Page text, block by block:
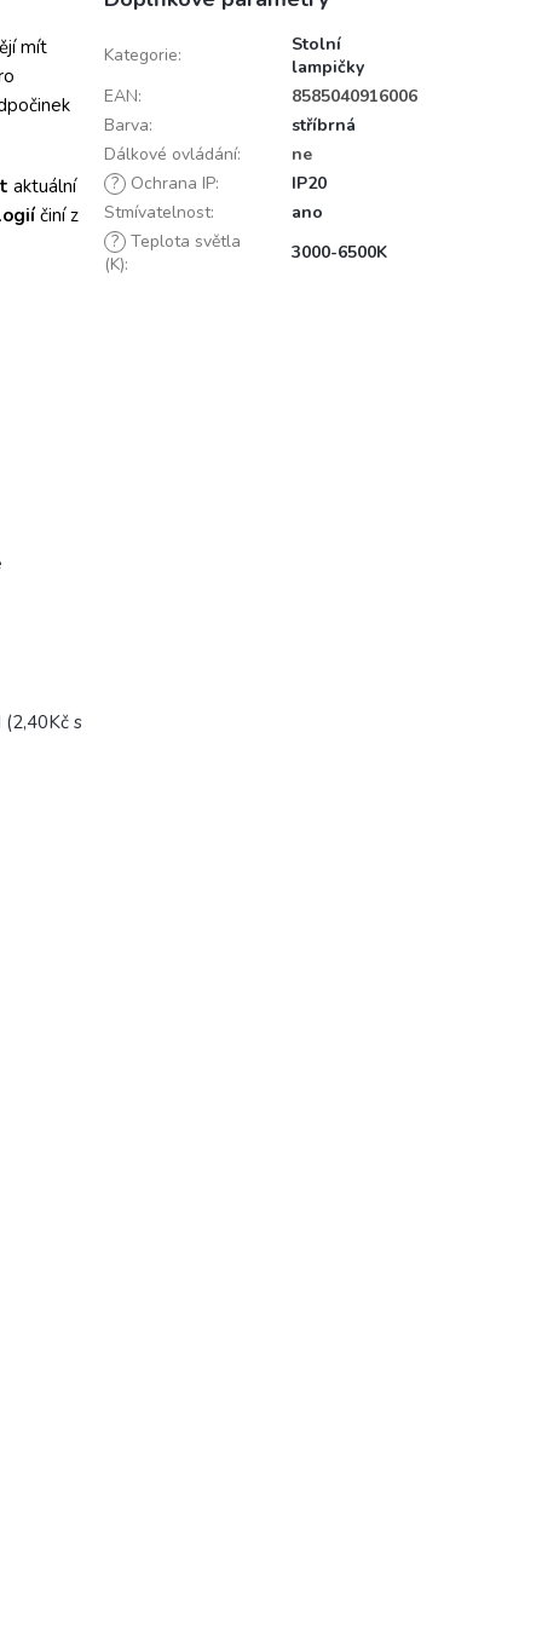
mít
aktuální
činí z
s
Kategorie:
Stolní
lampičky
EAN:
8585040916006
Barva:
stříbrná
Dálkové ovládání:
ne
? Ochrana IP:
IP20
Stmívatelnost:
ano
? Teplota světla
(K):
3000-6500K